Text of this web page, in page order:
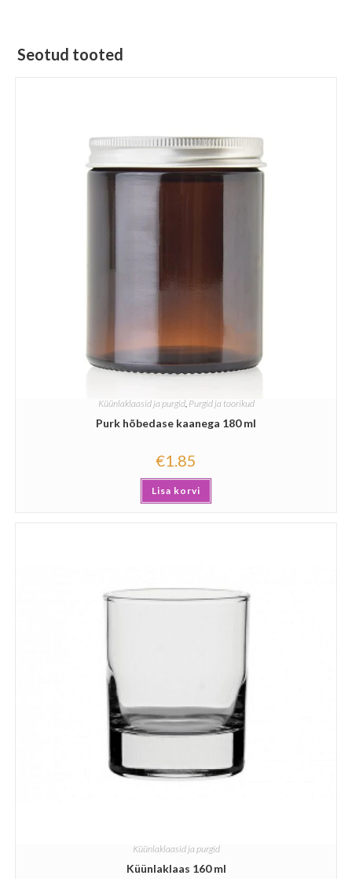
Seotud tooted
Küünlaklaasid ja purgid, Purgid ja toorikud
Purk hõbedase kaanega 180 ml
€1.85
Lisa korvi
Küünlaklaasid ja purgid
Küünlaklaas 160 ml